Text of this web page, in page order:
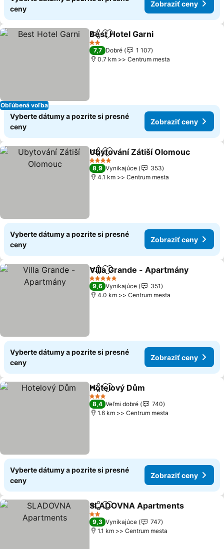
ceny
Zobraziť ceny
Obľúbená voľba
ZdieľaťPridať do obľúbených
Best Hotel Garni
2 Počet hviezdičiek
7,7 Dobré
1 107
0.7 km >> Centrum mesta
Vyberte dátumy a pozrite si presné
ceny
Zobraziť ceny
ZdieľaťPridať do obľúbených
Ubytování Zátiší Olomouc
4 Počet hviezdičiek
8,9 Vynikajúce
353
4.1 km >> Centrum mesta
Vyberte dátumy a pozrite si presné
ceny
Zobraziť ceny
ZdieľaťPridať do obľúbených
Villa Grande - Apartmány
5 Počet hviezdičiek
9,6 Vynikajúce
351
4.0 km >> Centrum mesta
Vyberte dátumy a pozrite si presné
ceny
Zobraziť ceny
ZdieľaťPridať do obľúbených
Hotelový Dům
3 Počet hviezdičiek
8,4 Veľmi dobré
740
1.6 km >> Centrum mesta
Vyberte dátumy a pozrite si presné
ceny
Zobraziť ceny
ZdieľaťPridať do obľúbených
SLADOVNA Apartments
2 Počet hviezdičiek
9,3 Vynikajúce
747
1.1 km >> Centrum mesta